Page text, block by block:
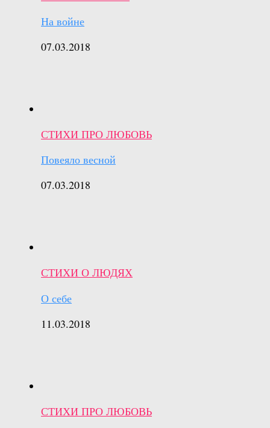
На войне
07.03.2018
СТИХИ ПРО ЛЮБОВЬ
Повеяло весной
07.03.2018
СТИХИ О ЛЮДЯХ
О себе
11.03.2018
СТИХИ ПРО ЛЮБОВЬ